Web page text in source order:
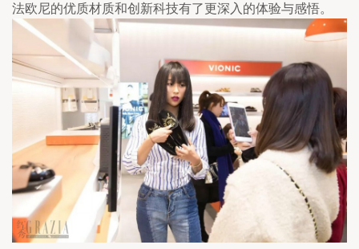
法欧尼的优质材质和创新科技有了更深入的体验与感悟。